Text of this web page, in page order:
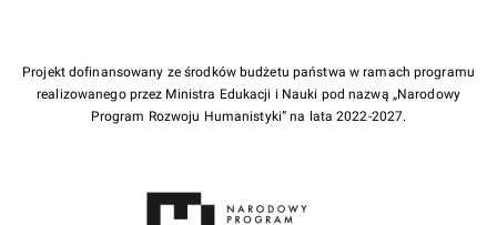
Projekt dofinansowany ze środków budżetu państwa w ramach programu
realizowanego przez Ministra Edukacji i Nauki pod nazwą „Narodowy
Program Rozwoju Humanistyki” na lata 2022-2027.